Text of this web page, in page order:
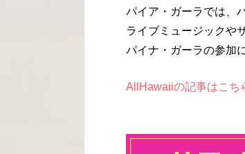
パイア・ガーラでは、
ライブミュージックや
パイナ・ガーラの参加
AllHawaiiの記事はこち